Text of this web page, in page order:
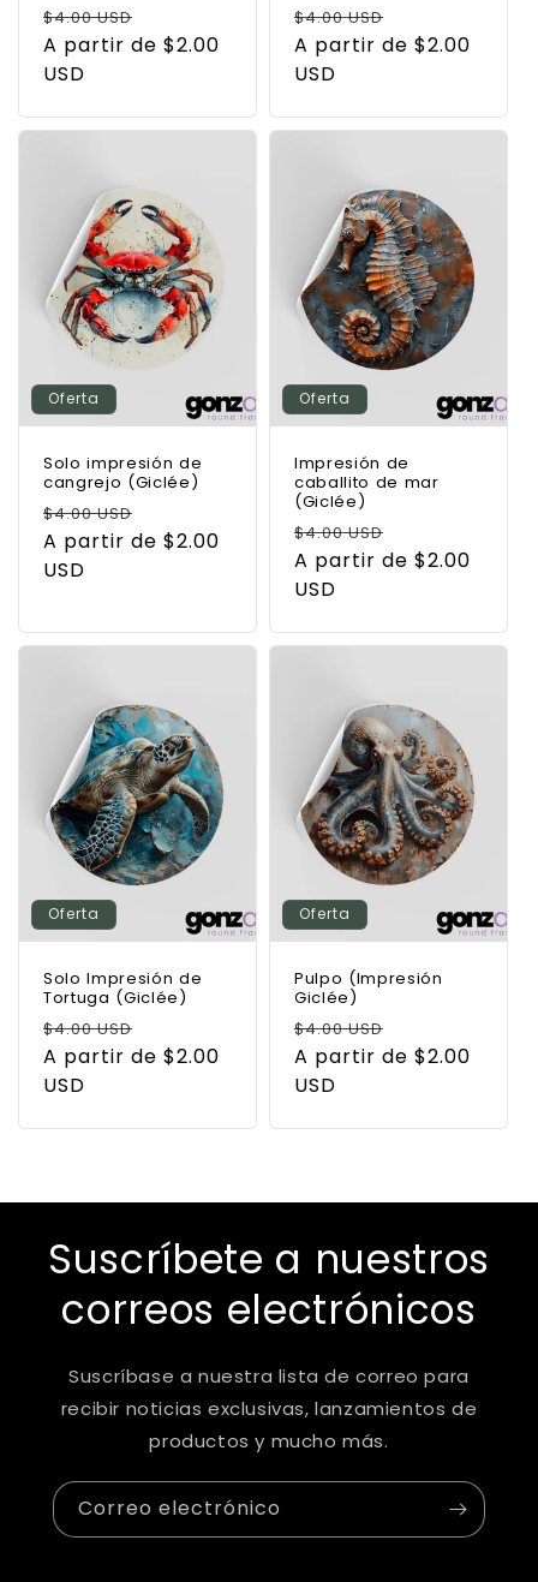
Precio
habitual
$4.00 USD
de
A partir de $2.00
USD
Precio
habitual
$4.00 USD
de
A partir de $2.00
USD
Oferta
Solo impresión de
cangrejo (Giclée)
Precio
habitual
$4.00 USD
de
A partir de $2.00
USD
Oferta
Impresión de
caballito de mar
(Giclée)
Precio
habitual
$4.00 USD
de
A partir de $2.00
USD
Oferta
Solo Impresión de
Tortuga (Giclée)
Precio
habitual
$4.00 USD
de
A partir de $2.00
USD
Oferta
Pulpo (Impresión
Giclée)
Precio
habitual
$4.00 USD
de
A partir de $2.00
USD
Suscríbete a nuestros
correos electrónicos
Suscríbase a nuestra lista de correo para
recibir noticias exclusivas, lanzamientos de
productos y mucho más.
Correo electrónico